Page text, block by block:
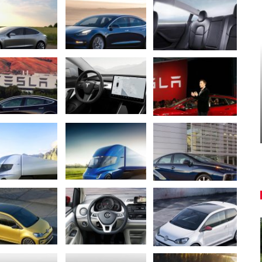
CESTOVANIE
Reportáž: Renaultom Trafic
z najvyšších hôr na najkratšie…
Peter varga aug 6, 2026 0